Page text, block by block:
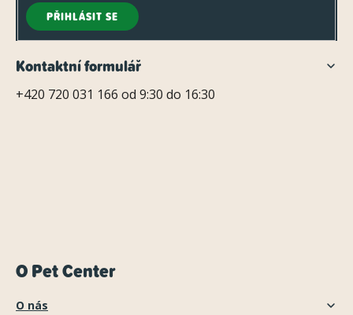
PŘIHLÁSIT SE
Kontaktní formulář
+420 720 031 166 od 9:30 do 16:30
O Pet Center
O nás